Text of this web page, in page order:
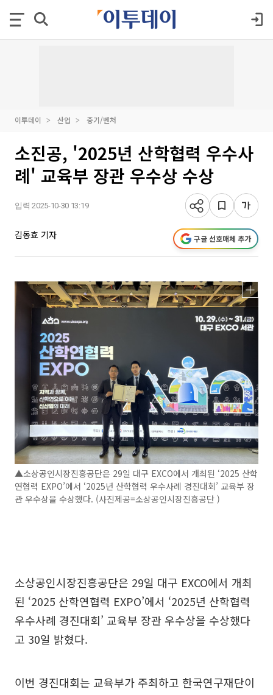
이투데이 산업 중기/벤처
소진공, '2025년 산학협력 우수사
례' 교육부 장관 우수상 수상
입력 2025-10-30 13:19
김동효 기자 구글 선호매체 추가
▲소상공인시장진흥공단은 29일 대구 EXCO에서 개최된 ‘2025 산학
연협력 EXPO’에서 ‘2025년 산학협력 우수사례 경진대회’ 교육부 장
관 우수상을 수상했다. (사진제공=소상공인시장진흥공단 )
소상공인시장진흥공단은 29일 대구 EXCO에서 개최
된 ‘2025 산학연협력 EXPO’에서 ‘2025년 산학협력
우수사례 경진대회’ 교육부 장관 우수상을 수상했다
고 30일 밝혔다.
이번 경진대회는 교육부가 주최하고 한국연구재단이